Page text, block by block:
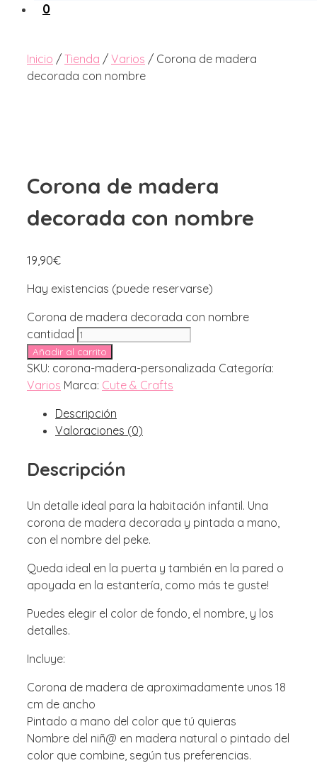
0
Inicio / Tienda / Varios / Corona de madera
decorada con nombre
Corona de madera
decorada con nombre
19,90€
Hay existencias (puede reservarse)
Corona de madera decorada con nombre
cantidad
Añadir al carrito
SKU: corona-madera-personalizada Categoría:
Varios Marca: Cute & Crafts
Descripción
Valoraciones (0)
Descripción
Un detalle ideal para la habitación infantil. Una
corona de madera decorada y pintada a mano,
con el nombre del peke.
Queda ideal en la puerta y también en la pared o
apoyada en la estantería, como más te guste!
Puedes elegir el color de fondo, el nombre, y los
detalles.
Incluye:
Corona de madera de aproximadamente unos 18
cm de ancho
Pintado a mano del color que tú quieras
Nombre del niñ@ en madera natural o pintado del
color que combine, según tus preferencias.